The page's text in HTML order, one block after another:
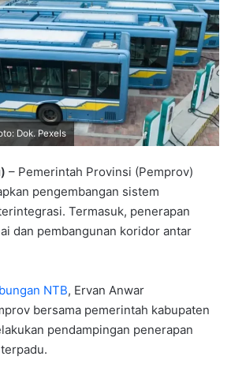
Dok. Pexels
– Pemerintah Provinsi (Pemprov)
pengembangan sistem
Termasuk, penerapan
dan pembangunan koridor antar
NTB, Ervan Anwar
bersama pemerintah kabupaten
pendampingan penerapan